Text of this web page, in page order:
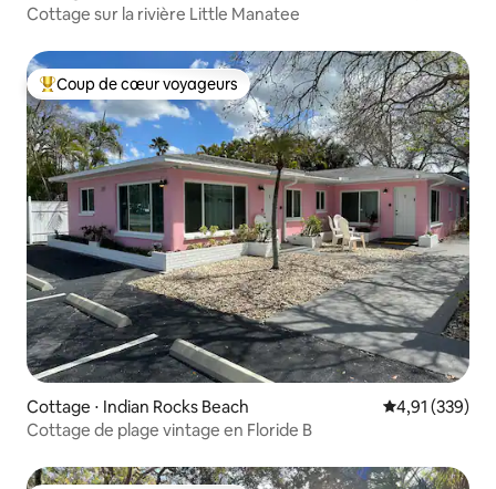
Cottage sur la rivière Little Manatee
Coups de cœur voyageurs les plus appréciés
Coup de cœur voyageurs
Cottage ⋅ Indian Rocks Beach Évaluation
4,91 (339)
Cottage de plage vintage en Floride B